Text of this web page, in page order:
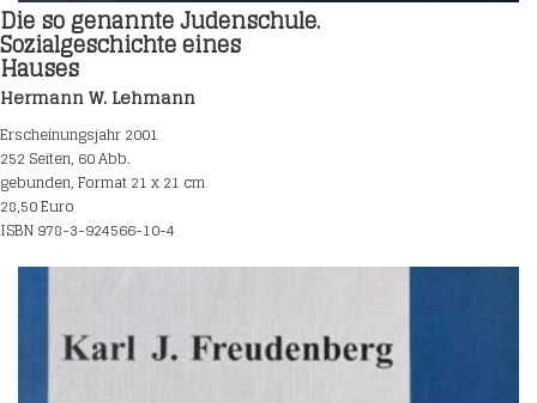
Die so genannte Judenschule.
Sozialgeschichte eines
Hauses
Hermann W. Lehmann
Erscheinungsjahr 2001
252 Seiten, 60 Abb.
gebunden, Format 21 x 21 cm
28,50 Euro
ISBN 978-3-924566-10-4